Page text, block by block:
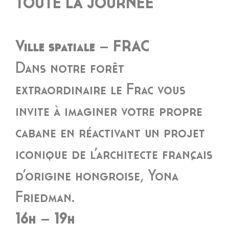
TOUTE LA JOURNEE
Ville spatiale – FRAC
Dans notre forêt
extraordinaire le Frac vous
invite à imaginer votre propre
cabane en réactivant un projet
iconique de l’architecte français
d’origine hongroise, Yona
Friedman.
16h – 19h